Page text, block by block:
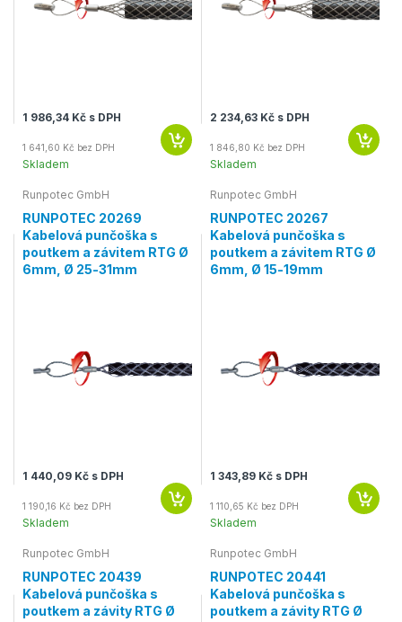
1 986,34 Kč s DPH
1 641,60 Kč bez DPH
Skladem
2 234,63 Kč s DPH
1 846,80 Kč bez DPH
Skladem
Runpotec GmbH
RUNPOTEC 20269
Kabelová punčoška s
poutkem a závitem RTG Ø
6mm, Ø 25-31mm
1 440,09 Kč s DPH
1 190,16 Kč bez DPH
Skladem
Runpotec GmbH
RUNPOTEC 20267
Kabelová punčoška s
poutkem a závitem RTG Ø
6mm, Ø 15-19mm
1 343,89 Kč s DPH
1 110,65 Kč bez DPH
Skladem
Runpotec GmbH
RUNPOTEC 20439
Kabelová punčoška s
poutkem a závity RTG Ø
Runpotec GmbH
RUNPOTEC 20441
Kabelová punčoška s
poutkem a závity RTG Ø